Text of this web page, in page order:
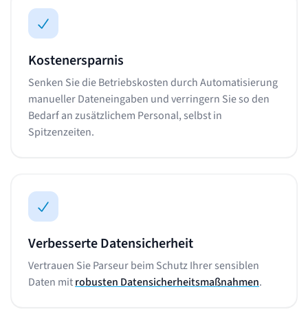
Kostenersparnis
Senken Sie die Betriebskosten durch Automatisierung
manueller Dateneingaben und verringern Sie so den
Bedarf an zusätzlichem Personal, selbst in
Spitzenzeiten.
Verbesserte Datensicherheit
Vertrauen Sie Parseur beim Schutz Ihrer sensiblen
Daten mitrobusten Datensicherheitsmaßnahmen.